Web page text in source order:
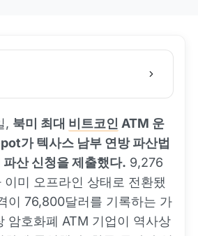
, 북미 최대 비트코인 ATM 운
가 텍사스 남부 연방 파산법
산 신청을 제출했다. 9,276
이미 오프라인 상태로 전환됐
이 76,800달러를 기록하는 가
암호화폐 ATM 기업이 역사상